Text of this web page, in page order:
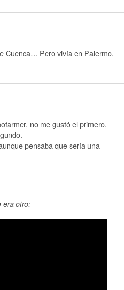
Cuenca… Pero vivía en Palermo.
no me gustó el primero,
pensaba que sería una
era otro: